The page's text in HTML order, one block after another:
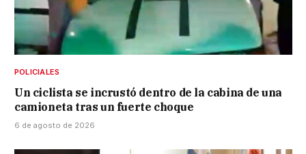
POLICIALES
Un ciclista se incrustó dentro de la cabina de una
camioneta tras un fuerte choque
6 de agosto de 2026